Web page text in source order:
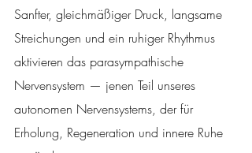
Sanfter, gleichmäßiger Druck, langsame
Streichungen und ein ruhiger Rhythmus
aktivieren das parasympathische
Nervensystem — jenen Teil unseres
autonomen Nervensystems, der für
Erholung, Regeneration und innere Ruhe